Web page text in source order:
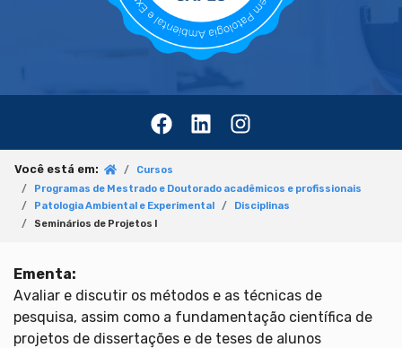
Você está em:
Cursos
Programas de Mestrado e Doutorado acadêmicos e profissionais
Patologia Ambiental e Experimental
Disciplinas
Seminários de Projetos I
Ementa:
Avaliar e discutir os métodos e as técnicas de
pesquisa, assim como a fundamentação científica de
projetos de dissertações e de teses de alunos